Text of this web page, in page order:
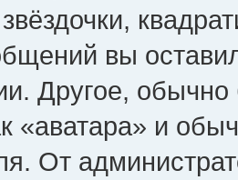
вы
Другое,
«аватара» и
От